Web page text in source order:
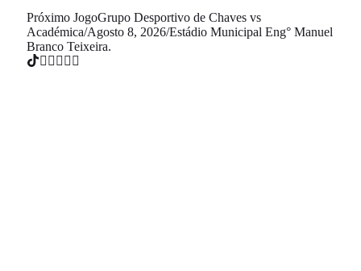
Próximo JogoGrupo Desportivo de Chaves vs
Académica/Agosto 8, 2026/Estádio Municipal Eng° Manuel
Branco Teixeira.